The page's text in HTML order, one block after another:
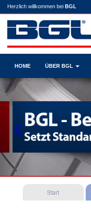
Herzlich willkommen bei BGL
HOME ÜBER BGL
Previous